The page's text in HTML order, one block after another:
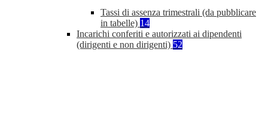
Tassi di assenza trimestrali (da pubblicare
in tabelle) 14
Incarichi conferiti e autorizzati ai dipendenti
(dirigenti e non dirigenti) 52